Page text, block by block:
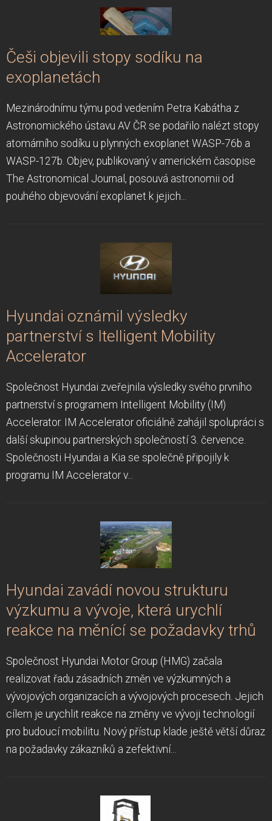
Češi objevili stopy sodíku na
exoplanetách
Mezinárodnímu týmu pod vedením Petra Kabátha z
Astronomického ústavu AV ČR se podařilo nalézt stopy
atomárního sodíku u plynných exoplanet WASP-76b a
WASP-127b. Objev, publikovaný v americkém časopise
The Astronomical Journal, posouvá astronomii od
pouhého objevování exoplanet k jejich...
Hyundai oznámil výsledky
partnerství s Itelligent Mobility
Accelerator
Společnost Hyundai zveřejnila výsledky svého prvního
partnerství s programem Intelligent Mobility (IM)
Accelerator. IM Accelerator oficiálně zahájil spolupráci s
další skupinou partnerských společností 3. července.
Společnosti Hyundai a Kia se společně připojily k
programu IM Accelerator v...
Hyundai zavádí novou strukturu
výzkumu a vývoje, která urychlí
reakce na měnící se požadavky trhů
Společnost Hyundai Motor Group (HMG) začala
realizovat řadu zásadních změn ve výzkumných a
vývojových organizacích a vývojových procesech. Jejich
cílem je urychlit reakce na změny ve vývoji technologií
pro budoucí mobilitu. Nový přístup klade ještě větší důraz
na požadavky zákazníků a zefektivní...